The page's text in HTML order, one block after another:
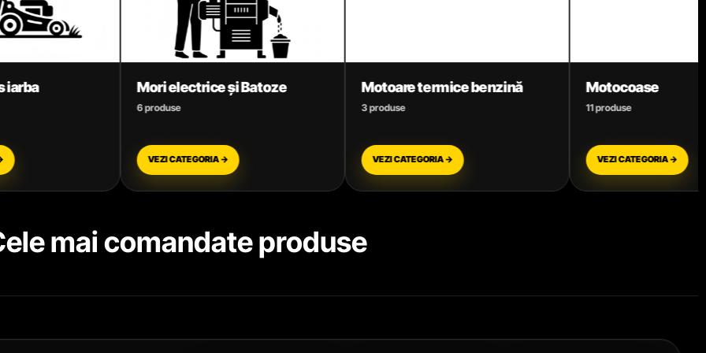
electrice și Batoze
VEZI CATEGORIA →
Motoare termice benzină
VEZI CATEGORIA →
Motocoase
VEZI CATEGORIA →
mai comandate produse